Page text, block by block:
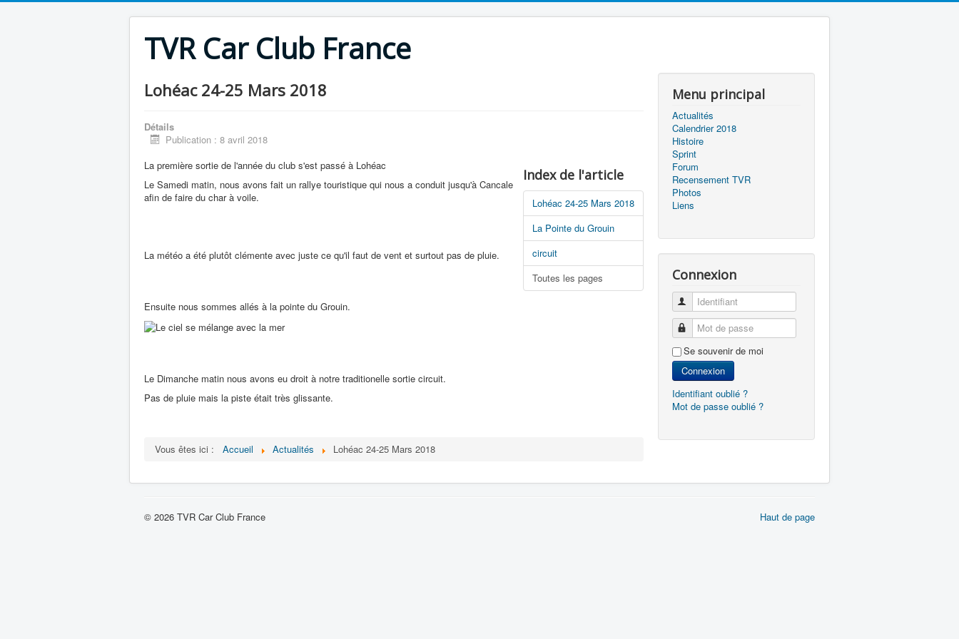
TVR Car Club France
Lohéac 24-25 Mars 2018
Détails
Publication : 8 avril 2018
Index de l'article
Lohéac 24-25 Mars 2018
La Pointe du Grouin
circuit
Toutes les pages
La première sortie de l'année du club s'est passé à Lohéac
Le Samedi matin, nous avons fait un rallye touristique qui nous a conduit jusqu'à Cancale
afin de faire du char à voile.
La météo a été plutôt clémente avec juste ce qu'il faut de vent et surtout pas de pluie.
Ensuite nous sommes allés à la pointe du Grouin.
Le Dimanche matin nous avons eu droit à notre traditionelle sortie circuit.
Pas de pluie mais la piste était très glissante.
Vous êtes ici : Accueil Actualités Lohéac 24-25 Mars 2018
Menu principal
Actualités
Calendrier 2018
Histoire
Sprint
Forum
Recensement TVR
Photos
Liens
Connexion
Identifiant
Mot de passe
Se souvenir de moi
Connexion
Identifiant oublié ?
Mot de passe oublié ?
Haut de page
© 2026 TVR Car Club France